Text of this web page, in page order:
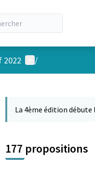
2022 Menu utilisateur
/
La 4ème édition débute
177 propositions